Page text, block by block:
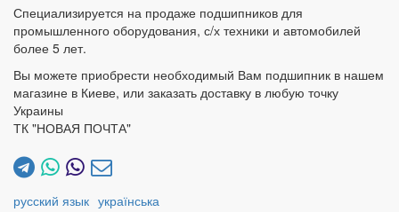
Специализируется на продаже подшипников для
промышленного оборудования, с/х техники и автомобилей
более 5 лет.
Вы можете приобрести необходимый Вам подшипник в нашем
магазине в Киеве, или заказать доставку в любую точку
Украины
ТК "НОВАЯ ПОЧТА"
русский язык українська